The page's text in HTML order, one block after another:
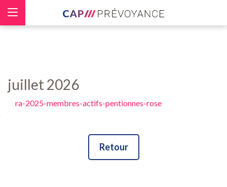
juillet 2026
ra-2025-membres-actifs-pentionnes-rose
Retour
Panneau de gestion des cookies